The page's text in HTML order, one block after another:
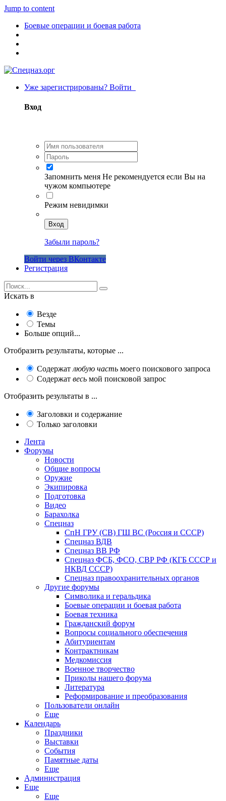
Jump to content
Боевые операции и боевая работа
Уже зарегистрированы? Войти
Вход
Запомнить меня Не рекомендуется если Вы на
чужом компьютере
Режим невидимки
Вход
Забыли пароль?
Войти через ВКонтакте
Регистрация
Искать в
Везде
Темы
Больше опций...
Отобразить результаты, которые ...
Содержат любую часть моего поискового запроса
Содержат весь мой поисковой запрос
Отобразить результаты в ...
Заголовки и содержание
Только заголовки
Лента
Форумы
Новости
Общие вопросы
Оружие
Экипировка
Подготовка
Видео
Барахолка
Спецназ
СпН ГРУ (СВ) ГШ ВС (Россия и СССР)
Спецназ ВДВ
Спецназ ВВ РФ
Спецназ ФСБ, ФСО, СВР РФ (КГБ СССР и
НКВД СССР)
Спецназ правоохранительных органов
Другие форумы
Символика и геральдика
Боевые операции и боевая работа
Боевая техника
Гражданский форум
Вопросы социального обеспечения
Абитуриентам
Контрактникам
Медкомиссия
Военное творчество
Приколы нашего форума
Литература
Реформирование и преобразования
Пользователи онлайн
Еще
Календарь
Праздники
Выставки
События
Памятные даты
Еще
Администрация
Еще
Еще